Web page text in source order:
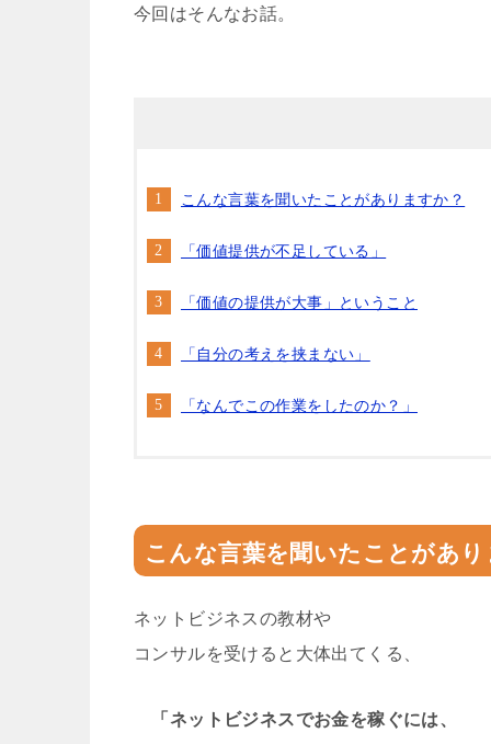
今回はそんなお話。
こんな言葉を聞いたことがありますか？
「価値提供が不足している」
「価値の提供が大事」ということ
「自分の考えを挟まない」
「なんでこの作業をしたのか？」
こんな言葉を聞いたことがあ
ネットビジネスの教材や
コンサルを受けると大体出てくる、
「ネットビジネスでお金を稼ぐには、